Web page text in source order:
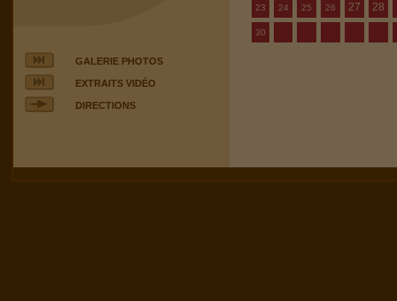
GALERIE PHOTOS
EXTRAITS VIDÉO
DIRECTIONS
23 24 25 26 27 28
30